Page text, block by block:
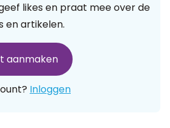
likes en praat mee over de
en artikelen.
aanmaken
Inloggen